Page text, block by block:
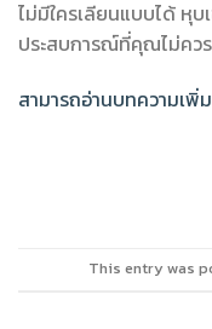
ไม่มีใครเลียนแบบได้ หุ
ประสบการณ์ที่คุณไม่คว
สามารถอ่านบทความเพิ่
This entry was